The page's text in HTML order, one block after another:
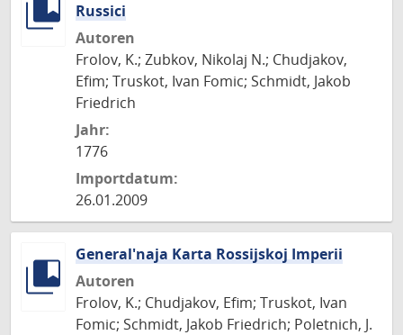
Russici
Autoren
Frolov, K.; Zubkov, Nikolaj N.; Chudjakov,
Efim; Truskot, Ivan Fomic; Schmidt, Jakob
Friedrich
Jahr:
1776
Importdatum:
26.01.2009
General'naja Karta Rossijskoj Imperii
Autoren
Frolov, K.; Chudjakov, Efim; Truskot, Ivan
Fomic; Schmidt, Jakob Friedrich; Poletnich, J.